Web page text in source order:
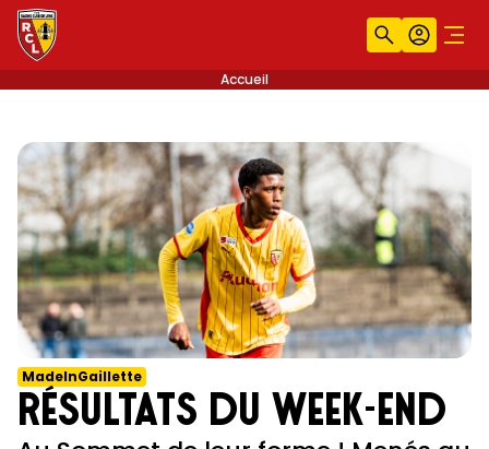
Recherche
Accueil
MadeInGaillette
Résultats du week-end